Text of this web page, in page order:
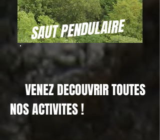
SAUT PENDULAIRE
VENEZ DECOUVRIR TOUTES
NOS ACTIVITES !